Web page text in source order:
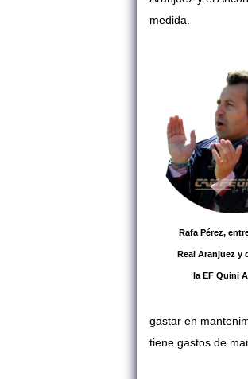
medida.
Rafa Pérez,
Real Aranjuez y
la EF Quini
gastar en
tiene gastos de